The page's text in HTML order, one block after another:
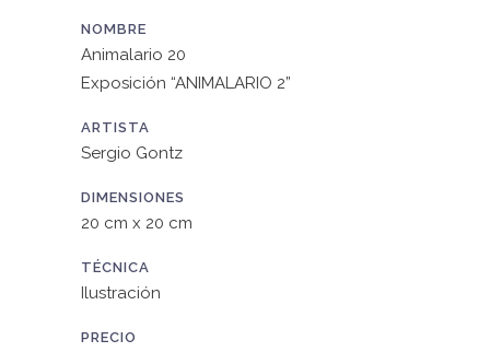
NOMBRE
Animalario 20
Exposición “ANIMALARIO 2”
ARTISTA
Sergio Gontz
DIMENSIONES
20 cm x 20 cm
TÉCNICA
Ilustración
PRECIO